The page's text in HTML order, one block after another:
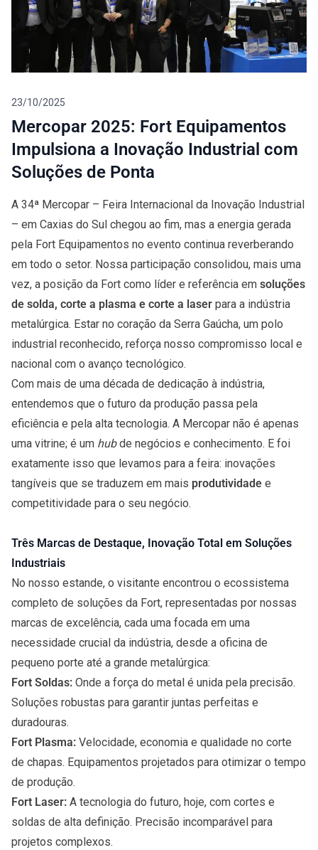
23/10/2025
Mercopar 2025: Fort Equipamentos
Impulsiona a Inovação Industrial com
Soluções de Ponta
A 34ª Mercopar – Feira Internacional da Inovação Industrial
– em Caxias do Sul chegou ao fim, mas a energia gerada
pela Fort Equipamentos no evento continua reverberando
em todo o setor. Nossa participação consolidou, mais uma
vez, a posição da Fort como líder e referência em soluções
de solda, corte a plasma e corte a laser para a indústria
metalúrgica. Estar no coração da Serra Gaúcha, um polo
industrial reconhecido, reforça nosso compromisso local e
nacional com o avanço tecnológico.
Com mais de uma década de dedicação à indústria,
entendemos que o futuro da produção passa pela
eficiência e pela alta tecnologia. A Mercopar não é apenas
uma vitrine; é um hubde negócios e conhecimento. E foi
exatamente isso que levamos para a feira: inovações
tangíveis que se traduzem em mais produtividade e
competitividade para o seu negócio.
Três Marcas de Destaque, Inovação Total em Soluções
Industriais
No nosso estande, o visitante encontrou o ecossistema
completo de soluções da Fort, representadas por nossas
marcas de excelência, cada uma focada em uma
necessidade crucial da indústria, desde a oficina de
pequeno porte até a grande metalúrgica:
Fort Soldas: Onde a força do metal é unida pela precisão.
Soluções robustas para garantir juntas perfeitas e
duradouras.
Fort Plasma: Velocidade, economia e qualidade no corte
de chapas. Equipamentos projetados para otimizar o tempo
de produção.
Fort Laser: A tecnologia do futuro, hoje, com cortes e
soldas de alta definição. Precisão incomparável para
projetos complexos.